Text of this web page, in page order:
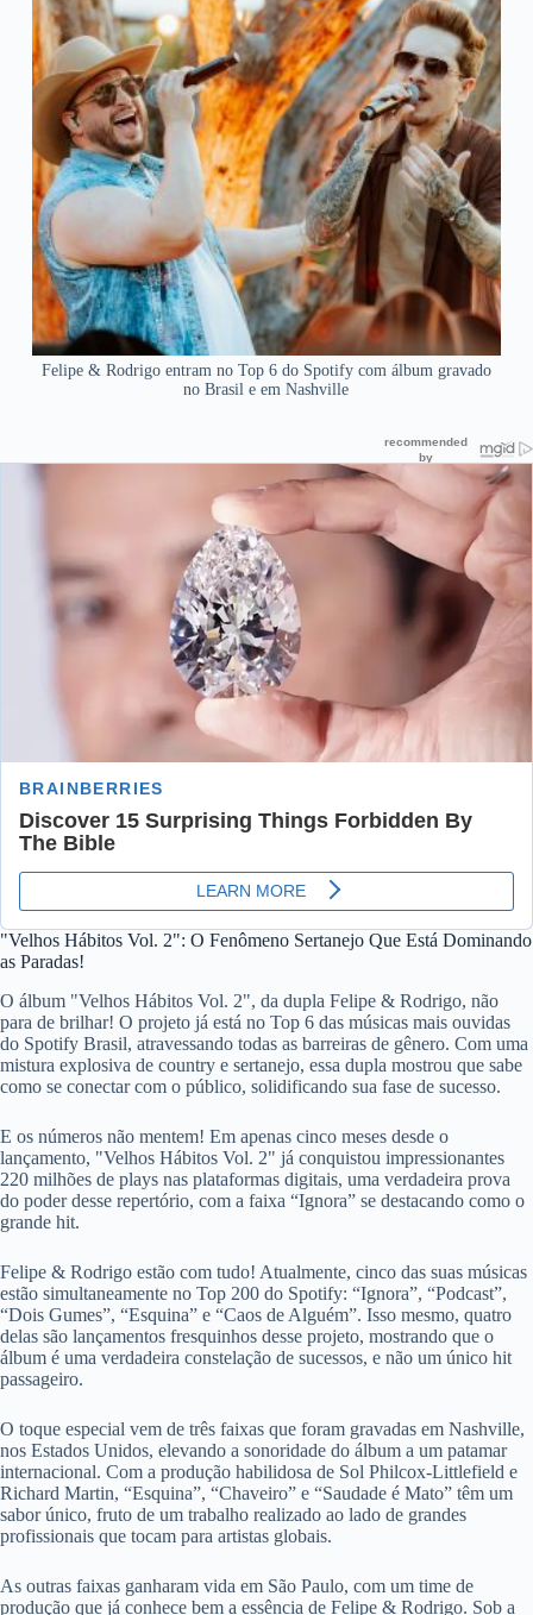
Felipe & Rodrigo entram no Top 6 do Spotify com álbum gravado
no Brasil e em Nashville
"Velhos Hábitos Vol. 2": O Fenômeno Sertanejo Que Está Dominando
as Paradas!
O álbum "Velhos Hábitos Vol. 2", da dupla Felipe & Rodrigo, não
para de brilhar! O projeto já está no Top 6 das músicas mais ouvidas
do Spotify Brasil, atravessando todas as barreiras de gênero. Com uma
mistura explosiva de country e sertanejo, essa dupla mostrou que sabe
como se conectar com o público, solidificando sua fase de sucesso.
E os números não mentem! Em apenas cinco meses desde o
lançamento, "Velhos Hábitos Vol. 2" já conquistou impressionantes
220 milhões de plays nas plataformas digitais, uma verdadeira prova
do poder desse repertório, com a faixa “Ignora” se destacando como o
grande hit.
Felipe & Rodrigo estão com tudo! Atualmente, cinco das suas músicas
estão simultaneamente no Top 200 do Spotify: “Ignora”, “Podcast”,
“Dois Gumes”, “Esquina” e “Caos de Alguém”. Isso mesmo, quatro
delas são lançamentos fresquinhos desse projeto, mostrando que o
álbum é uma verdadeira constelação de sucessos, e não um único hit
passageiro.
O toque especial vem de três faixas que foram gravadas em Nashville,
nos Estados Unidos, elevando a sonoridade do álbum a um patamar
internacional. Com a produção habilidosa de Sol Philcox-Littlefield e
Richard Martin, “Esquina”, “Chaveiro” e “Saudade é Mato” têm um
sabor único, fruto de um trabalho realizado ao lado de grandes
profissionais que tocam para artistas globais.
As outras faixas ganharam vida em São Paulo, com um time de
produção que já conhece bem a essência de Felipe & Rodrigo. Sob a